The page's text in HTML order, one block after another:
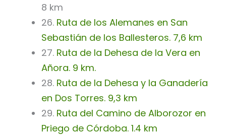
8 km
26.Ruta de los Alemanes en San
Sebastián de los Ballesteros. 7,6 km
27. Ruta de la Dehesa de la Vera en
Añora. 9 km.
28. Ruta de la Dehesa y la Ganadería
en Dos Torres. 9,3 km
29. Ruta del Camino de Alborozor en
Priego de Córdoba. 1.4 km